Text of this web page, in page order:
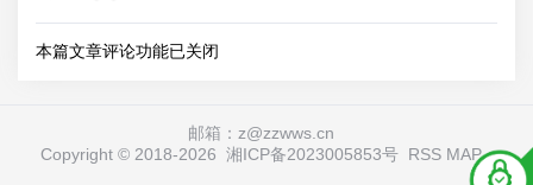
本篇文章评论功能已关闭
邮箱：z@zzwws.cn
Copyright © 2018-2026 湘ICP备2023005853号 RSS MAP